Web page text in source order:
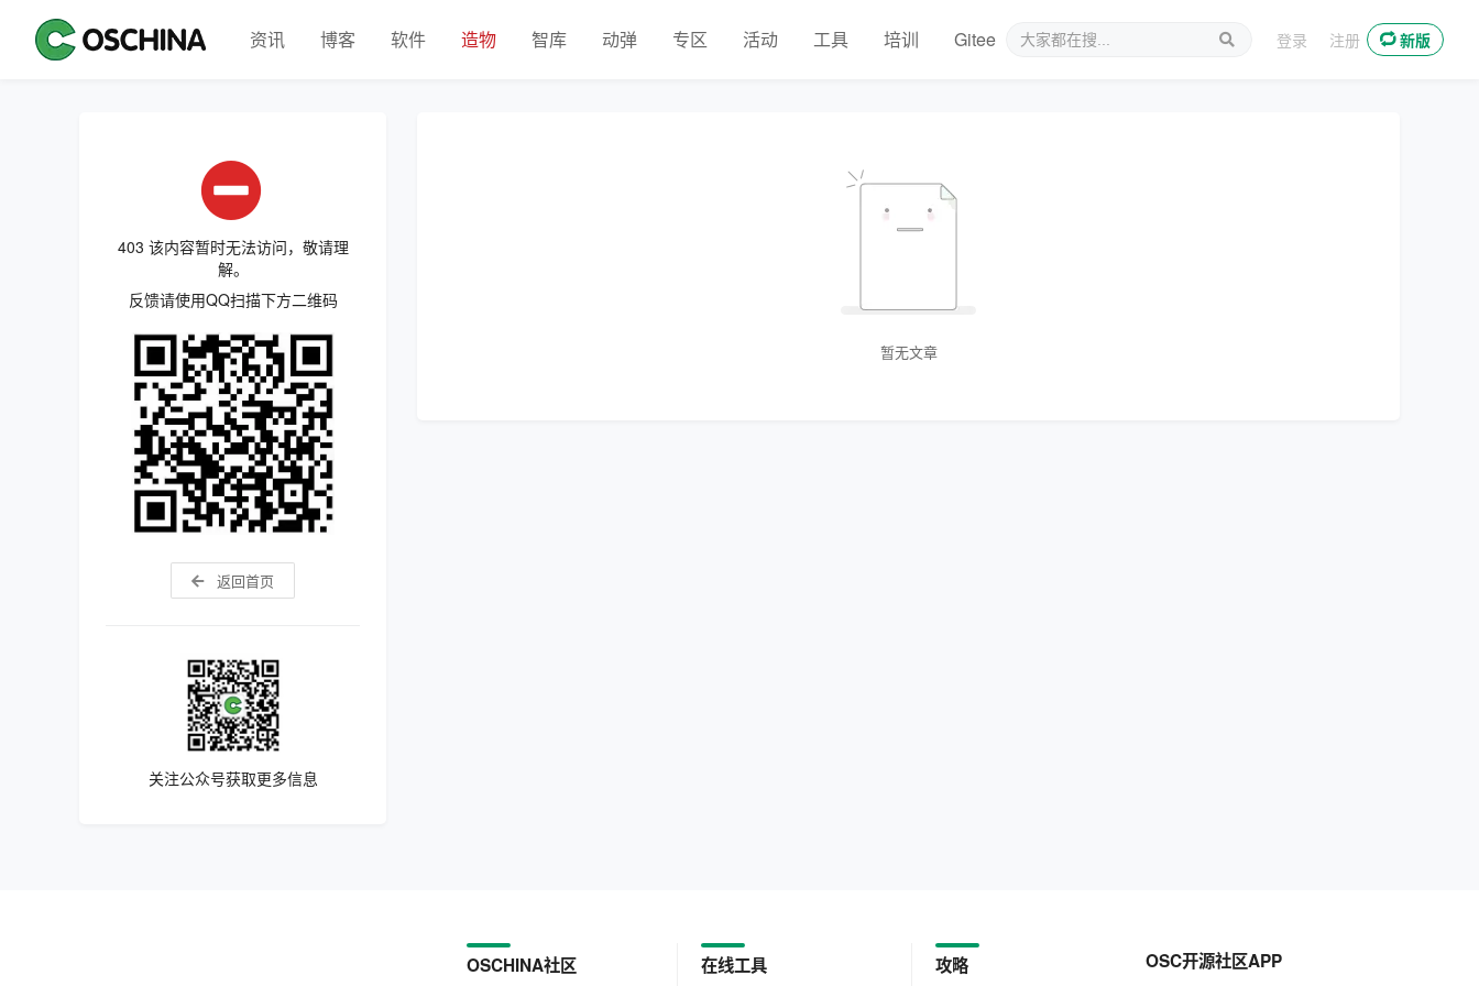
资讯 博客 软件 造物 智库 动弹 专区 活动 工具 培训 Gitee 新媒体 登录 注册 新版
403 该内容暂时无法访问，敬请理
解。
反馈请使用QQ扫描下方二维码
返回首页
关注公众号获取更多信息
暂无文章
OSCHINA社区 在线工具 攻略 OSC开源社区APP